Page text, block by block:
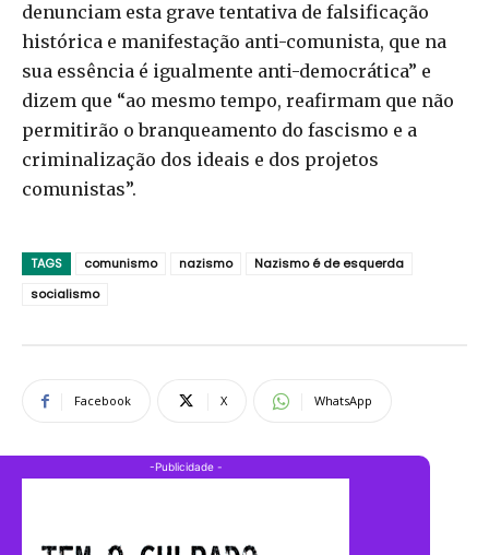
denunciam esta grave tentativa de falsificação
histórica e manifestação anti-comunista, que na
sua essência é igualmente anti-democrática” e
dizem que “ao mesmo tempo, reafirmam que não
permitirão o branqueamento do fascismo e a
criminalização dos ideais e dos projetos
comunistas”.
TAGS comunismo nazismo
Nazismo é de esquerda
socialismo
Facebook X WhatsApp
-Publicidade -